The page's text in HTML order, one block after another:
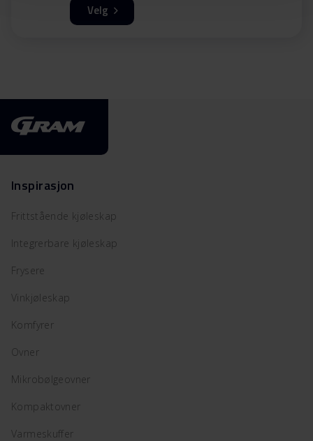
Velg
Inspirasjon
Frittstående kjøleskap
Integrerbare kjøleskap
Frysere
Vinkjøleskap
Komfyrer
Ovner
Mikrobølgeovner
Kompaktovner
Varmeskuffer